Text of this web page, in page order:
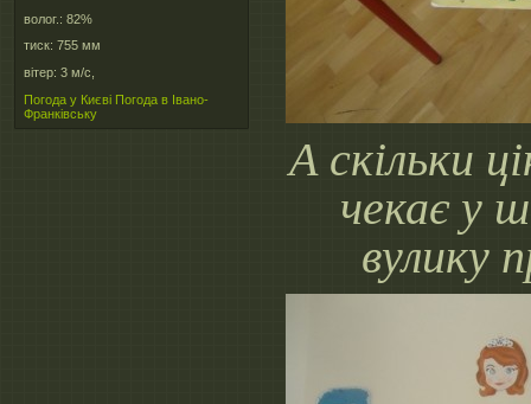
волог.: 82%
тиск: 755 мм
вітер: 3 м/с,
Погода у Києві Погода в Івано-
Франківську
А скільки
чекає у
вулику